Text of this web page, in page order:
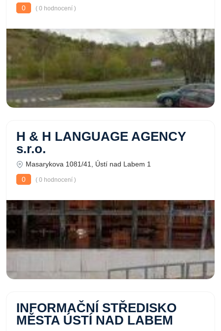
0 ( 0 hodnocení )
H & H LANGUAGE AGENCY
s.r.o.
Masarykova 1081/41, Ústí nad Labem 1
0
( 0 hodnocení )
INFORMAČNÍ STŘEDISKO
MĚSTA ÚSTÍ NAD LABEM